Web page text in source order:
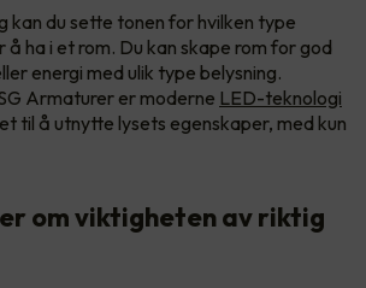
kan du sette tonen for hvilken type
å ha i et rom. Du kan skape rom for god
energi med ulik type belysning.
Armaturer er moderne LED-teknologi
til å utnytte lysets egenskaper, med kun
om viktigheten av riktig